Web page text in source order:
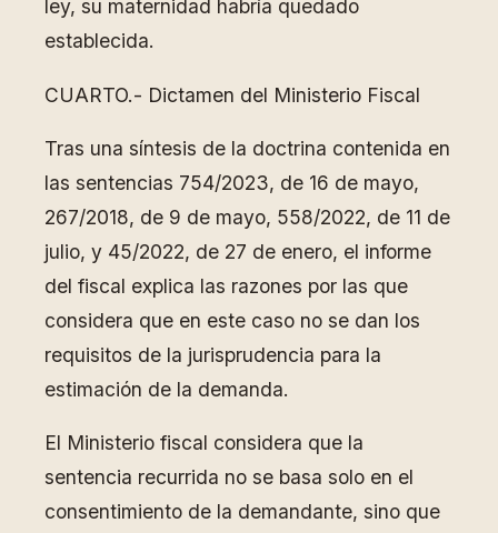
ley, su maternidad habría quedado
establecida.
CUARTO.- Dictamen del Ministerio Fiscal
Tras una síntesis de la doctrina contenida en
las sentencias 754/2023, de 16 de mayo,
267/2018, de 9 de mayo, 558/2022, de 11 de
julio, y 45/2022, de 27 de enero, el informe
del fiscal explica las razones por las que
considera que en este caso no se dan los
requisitos de la jurisprudencia para la
estimación de la demanda.
El Ministerio fiscal considera que la
sentencia recurrida no se basa solo en el
consentimiento de la demandante, sino que